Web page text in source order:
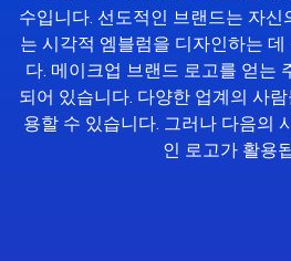
수입니다. 선도적인 브랜드는 자신
는 시각적 엠블럼을 디자인하는
다. 메이크업 브랜드 로고를 얻는
되어 있습니다. 다양한 업계의 사
용할 수 있습니다. 그러나 다음의
인 로고가 활용